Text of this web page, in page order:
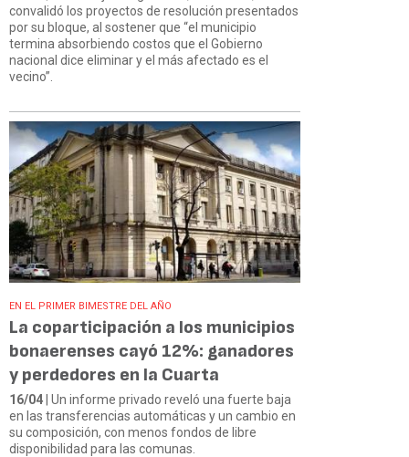
convalidó los proyectos de resolución presentados
por su bloque, al sostener que “el municipio
termina absorbiendo costos que el Gobierno
nacional dice eliminar y el más afectado es el
vecino”.
EN EL PRIMER BIMESTRE DEL AÑO
La coparticipación a los municipios
bonaerenses cayó 12%: ganadores
y perdedores en la Cuarta
16/04| Un informe privado reveló una fuerte baja
en las transferencias automáticas y un cambio en
su composición, con menos fondos de libre
disponibilidad para las comunas.